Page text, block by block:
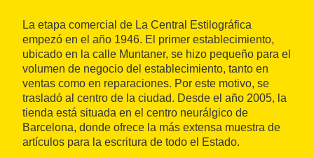
La etapa comercial de La Central Estilográfica
empezó en el año 1946. El primer establecimiento,
ubicado en la calle Muntaner, se hizo pequeño para el
volumen de negocio del establecimiento, tanto en
ventas como en reparaciones. Por este motivo, se
trasladó al centro de la ciudad. Desde el año 2005, la
tienda está situada en el centro neurálgico de
Barcelona, donde ofrece la más extensa muestra de
artículos para la escritura de todo el Estado.